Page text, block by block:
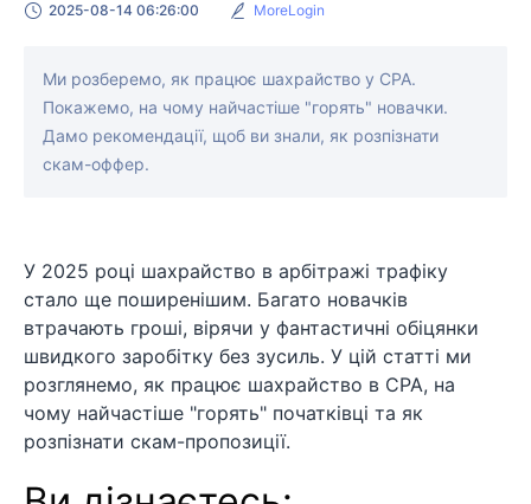
2025-08-14 06:26:00 MoreLogin
Ми розберемо, як працює шахрайство у CPA.
Покажемо, на чому найчастіше "горять" новачки.
Дамо рекомендації, щоб ви знали, як розпізнати
скам-оффер.
У 2025 році шахрайство в арбітражі трафіку
стало ще поширенішим. Багато новачків
втрачають гроші, вірячи у фантастичні обіцянки
швидкого заробітку без зусиль. У цій статті ми
розглянемо, як працює шахрайство в CPA, на
чому найчастіше "горять" початківці та як
розпізнати скам-пропозиції.